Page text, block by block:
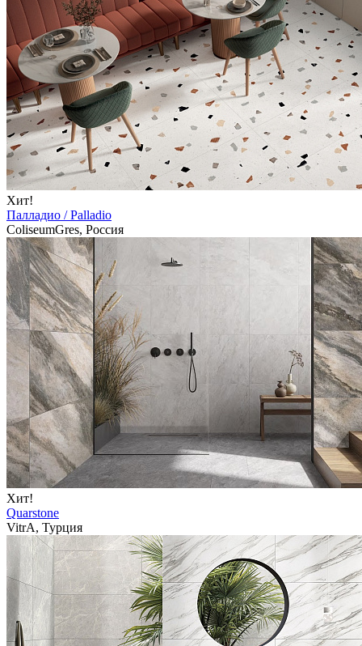
Хит!
Палладио / Palladio
ColiseumGres, Россия
Хит!
Quarstone
VitrA, Турция